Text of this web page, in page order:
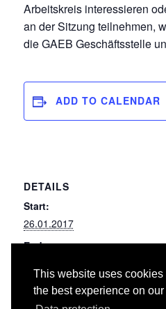
This website uses cookies
the best experience on
Arbeitskreis interessieren
an der Sitzung teilnehmen,
die GAEB Geschäftsstelle
ADD TO CALENDAR
DETAILS
Start:
26.01.2017
End:
007 Untertagebauarbeiten